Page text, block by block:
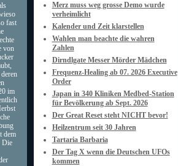
fast
von
im
dem
Die
Merz muss weg grosse Demo wurde
verheimlicht
Kalender und Zeit klarstellen
Wahlen man beachte die wahren
Zahlen
Dirndlgate Messer Mörder Mädchen
Frequenz-Healing ab 07. 2026 Executive
Order
Japan in 340 Kliniken Medbed-Station
für Bevölkerung ab Sept. 2026
Der Great Reset steht NICHT bevor!
Heilzentrum seit 30 Jahren
Tartaria Barbaria
Der Tag X wenn die Deutschen UFOs
kommen